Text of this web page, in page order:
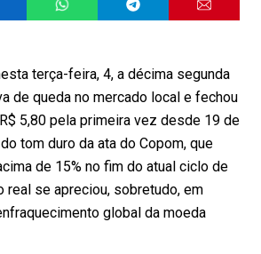
terça-feira, 4, a décima segunda
de queda no mercado local e fechou
5,80 pela primeira vez desde 19 de
tom duro da ata do Copom, que
de 15% no fim do atual ciclo de
real se apreciou, sobretudo, em
global da moeda